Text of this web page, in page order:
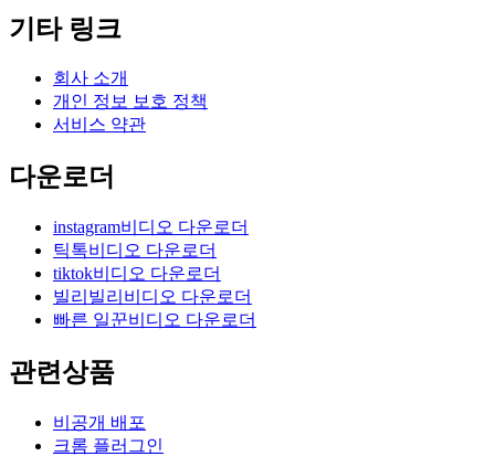
기타 링크
회사 소개
개인 정보 보호 정책
서비스 약관
다운로더
instagram비디오 다운로더
틱톡비디오 다운로더
tiktok비디오 다운로더
빌리빌리비디오 다운로더
빠른 일꾼비디오 다운로더
관련상품
비공개 배포
크롬 플러그인